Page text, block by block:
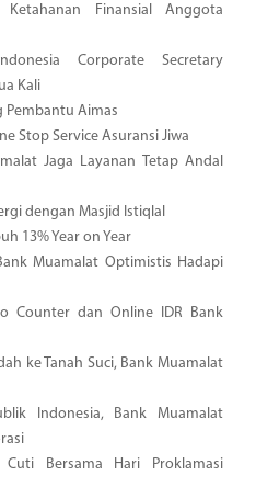
Finansial Anggota
Corporate Secretary
Kali
Pembantu Aimas
Stop Service Asuransi Jiwa
Jaga Layanan Tetap Andal
dengan Masjid Istiqlal
13% Year on Year
Muamalat Optimistis Hadapi
Counter dan Online IDR Bank
ke Tanah Suci, Bank Muamalat
Indonesia, Bank Muamalat
Bersama Hari Proklamasi